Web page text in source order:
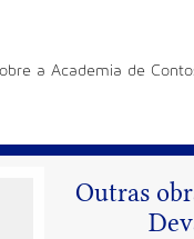
a Academia de
Outras